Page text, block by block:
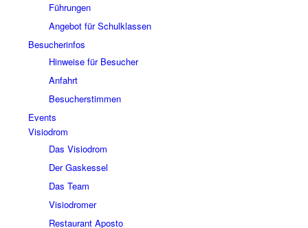
Führungen
Angebot für Schulklassen
Besucherinfos
Hinweise für Besucher
Anfahrt
Besucherstimmen
Events
Visiodrom
Das Visiodrom
Der Gaskessel
Das Team
Visiodromer
Restaurant Aposto